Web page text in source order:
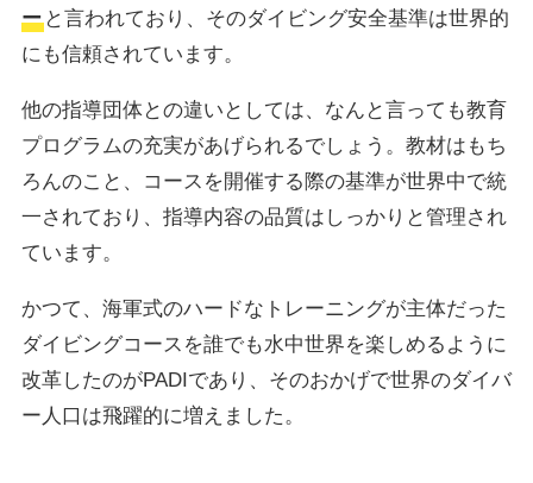
ーと言われており、そのダイビング安全基準は世界的
にも信頼されています。
他の指導団体との違いとしては、なんと言っても教育
プログラムの充実があげられるでしょう。教材はもち
ろんのこと、コースを開催する際の基準が世界中で統
一されており、指導内容の品質はしっかりと管理され
ています。
かつて、海軍式のハードなトレーニングが主体だった
ダイビングコースを誰でも水中世界を楽しめるように
改革したのがPADIであり、そのおかげで世界のダイバ
ー人口は飛躍的に増えました。